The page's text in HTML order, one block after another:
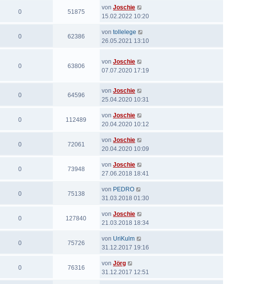
0 51875
von Joschie
15.02.2022 10:20
0 62386
von tollelege
26.05.2021 13:10
0 63806
von Joschie
07.07.2020 17:19
0 64596
von Joschie
25.04.2020 10:31
0 112489
von Joschie
20.04.2020 10:12
0 72061
von Joschie
20.04.2020 10:09
0 73948
von Joschie
27.06.2018 18:41
0 75138
von PEDRO
31.03.2018 01:30
0 127840
von Joschie
21.03.2018 18:34
0 75726
von UriKulm
31.12.2017 19:16
0 76316
von Jörg
31.12.2017 12:51